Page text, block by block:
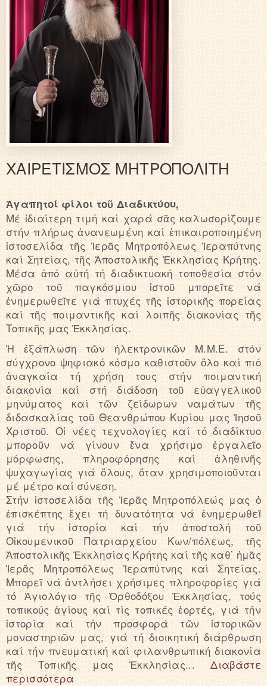
ΧΑΙΡΕΤΙΣΜΟΣ ΜΗΤΡΟΠΟΛΙΤΗ
Ἀγαπητοί φίλοι τοῦ Διαδικτύου,
Μέ ἰδιαίτερη τιμή καί χαρά σᾶς καλωσορίζουμε
στήν πλήρως ἀνανεωμένη καί ἐπικαιροποιημένη
ἱστοσελίδα τῆς Ἱερᾶς Μητροπόλεως Ἱεραπύτνης
καί Σητείας, τῆς Ἀποστολικῆς Ἐκκλησίας Κρήτης.
Μέσα ἀπό αὐτή τή διαδικτυακή τοποθεσία στόν
χῶρο τοῦ παγκόσμιου ἱστοῦ μπορεῖτε νά
ἐνημερωθεῖτε γιά πτυχές τῆς ἱστορικῆς πορείας
καί τῆς ποιμαντικῆς καί λοιπῆς διακονίας τῆς
Τοπικῆς μας Ἐκκλησίας.
Ἡ ἐξάπλωση τῶν ἠλεκτρονικῶν Μ.Μ.Ε. στόν
σύγχρονο ψηφιακό κόσμο καθιστοῦν ὅλο καί πιό
ἀναγκαία τή χρήση τους στήν ποιμαντική
διακονία καί στή διάδοση τοῦ εὐαγγελικοῦ
μηνύματος καί τῶν ζείδωρων ναμάτων τῆς
διδασκαλίας τοῦ Θεανθρώπου Κυρίου μας Ἰησοῦ
Χριστοῦ. Οἱ νέες τεχνολογίες καί τό διαδίκτυο
μποροῦν νά γίνουν ἕνα χρήσιμο ἐργαλεῖο
μόρφωσης, πληροφόρησης καί ἀληθινῆς
ψυχαγωγίας γιά ὅλους, ὅταν χρησιμοποιοῦνται
μέ μέτρο καί σύνεση.
Στήν ἱστοσελίδα τῆς Ἱερᾶς Μητροπόλεώς μας ὁ
ἐπισκέπτης ἔχει τή δυνατότητα νά ἐνημερωθεῖ
γιά τήν ἱστορία καί τήν ἀποστολή τοῦ
Οἰκουμενικοῦ Πατριαρχείου Κων/πόλεως, τῆς
Ἀποστολικῆς Ἐκκλησίας Κρήτης καί τῆς καθ’ ἡμᾶς
Ἱερᾶς Μητροπόλεως Ἱεραπύτνης καί Σητείας.
Μπορεῖ νά ἀντλήσει χρήσιμες πληροφορίες γιά
τό Ἁγιολόγιο τῆς Ὀρθοδόξου Ἐκκλησίας, τούς
τοπικούς ἁγίους καί τίς τοπικές ἑορτές, γιά τήν
ἱστορία καί τήν προσφορά τῶν ἱστορικῶν
μοναστηριῶν μας, γιά τή διοικητική διάρθρωση
καί τήν πνευματική καί φιλανθρωπική διακονία
τῆς Τοπικῆς μας Ἐκκλησίας...Διαβάστε
περισσότερα